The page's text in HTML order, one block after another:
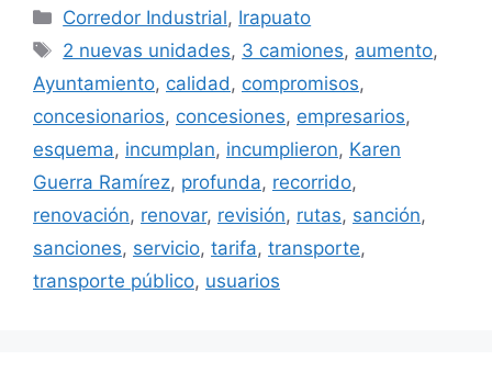
Categorías
Corredor Industrial, Irapuato
Etiquetas
2 nuevas unidades, 3 camiones, aumento,
Ayuntamiento, calidad , compromisos,
concesionarios, concesiones, empresarios,
esquema, incumplan, incumplieron, Karen
Guerra Ramírez, profunda, recorrido,
renovación, renovar, revisión, rutas, sanción,
sanciones, servicio, tarifa, transporte,
transporte público, usuarios